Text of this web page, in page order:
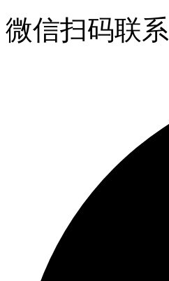
微信扫码联系